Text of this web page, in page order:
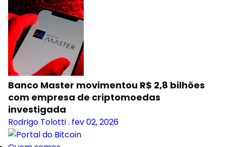
Banco Master movimentou R$ 2,8 bilhões
com empresa de criptomoedas
investigada
Rodrigo Tolotti. fev 02, 2026